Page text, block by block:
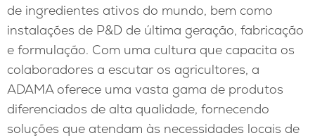
de ingredientes ativos do mundo, bem como
instalações de P&D de última geração, fabricação
e formulação. Com uma cultura que capacita os
colaboradores a escutar os agricultores, a
ADAMA oferece uma vasta gama de produtos
diferenciados de alta qualidade, fornecendo
soluções que atendam às necessidades locais de